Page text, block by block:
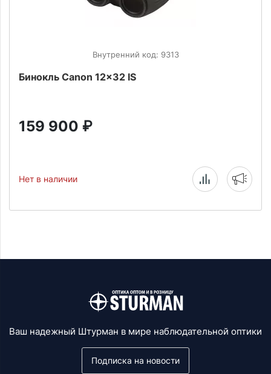
Внутренний код: 9313
Бинокль Canon 12x32 IS
159 900 ₽
Нет в наличии
Ваш надежный Штурман в мире наблюдательной оптики
Подписка на новости